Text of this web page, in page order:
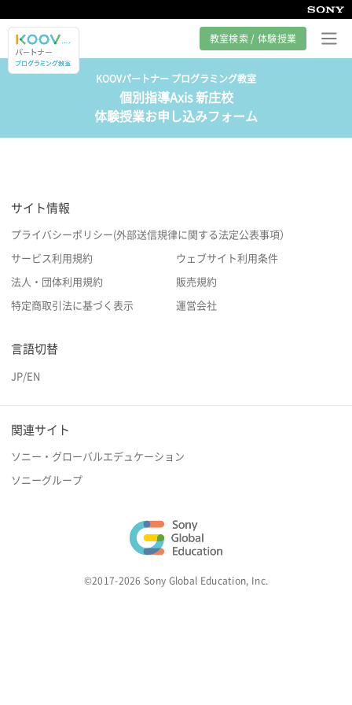
教室検索 / 体験授業
プログラミング教室とは
カリキュラム紹介
サポート
KOOVパートナー プログラミング教室
個別指導Axis 新庄校
体験授業お申し込みフォーム
サイト情報
プライバシーポリシー(外部送信規律に関する法定公表事項）
サービス利用規約 ウェブサイト利用条件
法人・団体利用規約 販売規約
特定商取引法に基づく表示 運営会社
言語切替
JP/EN
関連サイト
ソニー・グローバルエデュケーション
ソニーグループ
©2017-2026 Sony Global Education, Inc.